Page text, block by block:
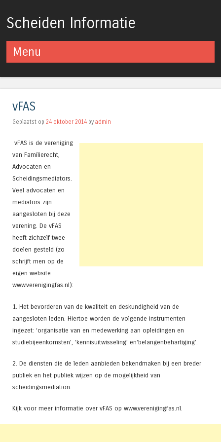
Scheiden Informatie
Menu
vFAS
Geplaatst op 24 oktober 2014 by admin
vFAS is de vereniging
van Familierecht,
Advocaten en
Scheidingsmediators.
Veel advocaten en
mediators zijn
aangesloten bij deze
verening. De vFAS
heeft zichzelf twee
doelen gesteld (zo
schrijft men op de
eigen website
www.verenigingfas.nl):
1. Het bevorderen van de kwaliteit en deskundigheid van de
aangesloten leden. Hiertoe worden de volgende instrumenten
ingezet: ‘organisatie van en medewerking aan opleidingen en
studiebijeenkomsten’, ‘kennisuitwisseling’ en‘belangenbehartiging’.
2. De diensten die de leden aanbieden bekendmaken bij een breder
publiek en het publiek wijzen op de mogelijkheid van
scheidingsmediation.
Kijk voor meer informatie over vFAS op www.verenigingfas.nl.